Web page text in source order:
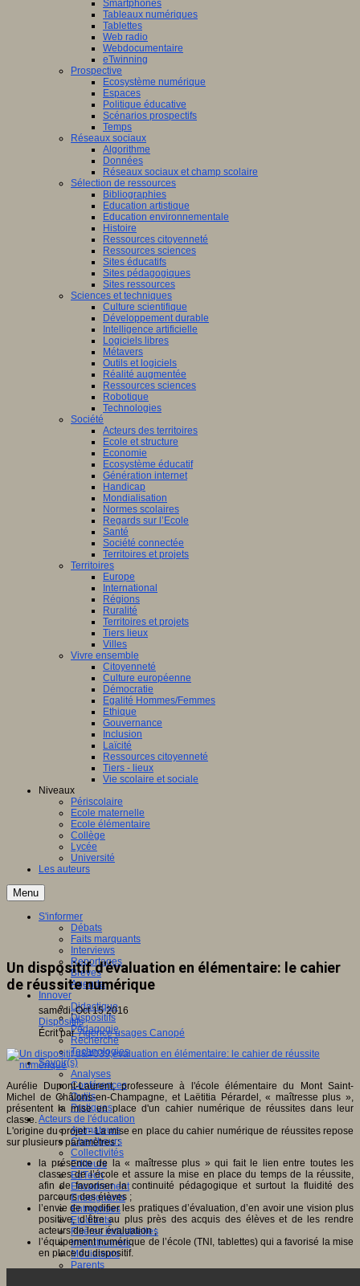
Smartphones
Tableaux numériques
Tablettes
Web radio
Webdocumentaire
eTwinning
Prospective
Ecosystème numérique
Espaces
Politique éducative
Scénarios prospectifs
Temps
Réseaux sociaux
Algorithme
Données
Réseaux sociaux et champ scolaire
Sélection de ressources
Bibliographies
Education artistique
Education environnementale
Histoire
Ressources citoyenneté
Ressources sciences
Sites éducatifs
Sites pédagogiques
Sites ressources
Sciences et techniques
Culture scientifique
Développement durable
Intelligence artificielle
Logiciels libres
Métavers
Outils et logiciels
Réalité augmentée
Ressources sciences
Robotique
Technologies
Société
Acteurs des territoires
Ecole et structure
Economie
Ecosystème éducatif
Génération internet
Handicap
Mondialisation
Normes scolaires
Regards sur l’Ecole
Santé
Société connectée
Territoires et projets
Territoires
Europe
International
Régions
Ruralité
Territoires et projets
Tiers lieux
Villes
Vivre ensemble
Citoyenneté
Culture européenne
Démocratie
Egalité Hommes/Femmes
Ethique
Gouvernance
Inclusion
Laïcité
Ressources citoyenneté
Tiers - lieux
Vie scolaire et sociale
Niveaux
Périscolaire
Ecole maternelle
Ecole élémentaire
Collège
Lycée
Université
Les auteurs
Menu
S'informer
Débats
Faits marquants
Interviews
Reportages
Brèves
Agenda
Innover
Didactique
Dispositifs
Pédagogie
Recherche
Technologies
Savoir(s)
Analyses
Conférences
Outils
Pratiques
Acteurs de l'éducation
Animateurs
Chercheurs
Collectivités
Editeurs
EdTech
Encadrement
Enseignants
Entreprises
Etudiants
Filières industrielles
Institutionnels
Médiateurs
Parents
Un dispositif d'évaluation en élémentaire: le cahier
de réussite numérique
samedi, Oct 15 2016
Dispositifs
Écrit parAgence usages Canopé
Aurélie Dupont-Laurent, professeure à l'école élémentaire du Mont Saint-
Michel de Châlons-en-Champagne, et Laëtitia Pérardel, « maîtresse plus »,
présentent la mise en place d'un cahier numérique de réussites dans leur
classe.
L'origine du projet - La mise en place du cahier numérique de réussites repose
sur plusieurs paramètres :
la présence de la « maîtresse plus » qui fait le lien entre toutes les
classes de l’école et assure la mise en place du temps de la réussite,
afin de favoriser la continuité pédagogique et surtout la fluidité des
parcours des élèves ;
l’envie de modifier les pratiques d’évaluation, d’en avoir une vision plus
positive, d’être au plus près des acquis des élèves et de les rendre
acteurs de leur évaluation ;
l’équipement numérique de l’école (TNI, tablettes) qui a favorisé la mise
en place du dispositif.